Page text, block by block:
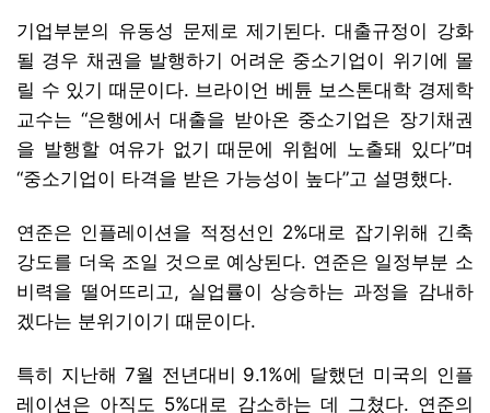
기업부분의 유동성 문제로 제기된다. 대출규정이 강화
될 경우 채권을 발행하기 어려운 중소기업이 위기에 몰
릴 수 있기 때문이다. 브라이언 베튠 보스톤대학 경제학
교수는 “은행에서 대출을 받아온 중소기업은 장기채권
을 발행할 여유가 없기 때문에 위험에 노출돼 있다”며
“중소기업이 타격을 받은 가능성이 높다”고 설명했다.
연준은 인플레이션을 적정선인 2%대로 잡기위해 긴축
강도를 더욱 조일 것으로 예상된다. 연준은 일정부분 소
비력을 떨어뜨리고, 실업률이 상승하는 과정을 감내하
겠다는 분위기이기 때문이다.
특히 지난해 7월 전년대비 9.1%에 달했던 미국의 인플
레이션은 아직도 5%대로 감소하는 데 그쳤다. 연준의